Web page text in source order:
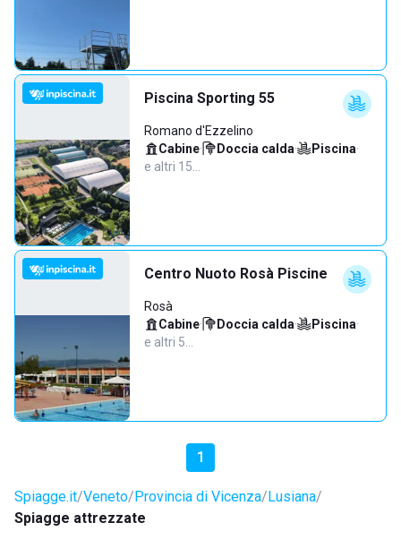
Piscina Sporting 55
Romano d'Ezzelino
Cabine· Doccia calda· Piscina·
e altri 15…
Centro Nuoto Rosà Piscine
Rosà
Cabine· Doccia calda· Piscina·
e altri 5…
1
Spiagge.it Veneto Provincia di Vicenza Lusiana
Spiagge attrezzate